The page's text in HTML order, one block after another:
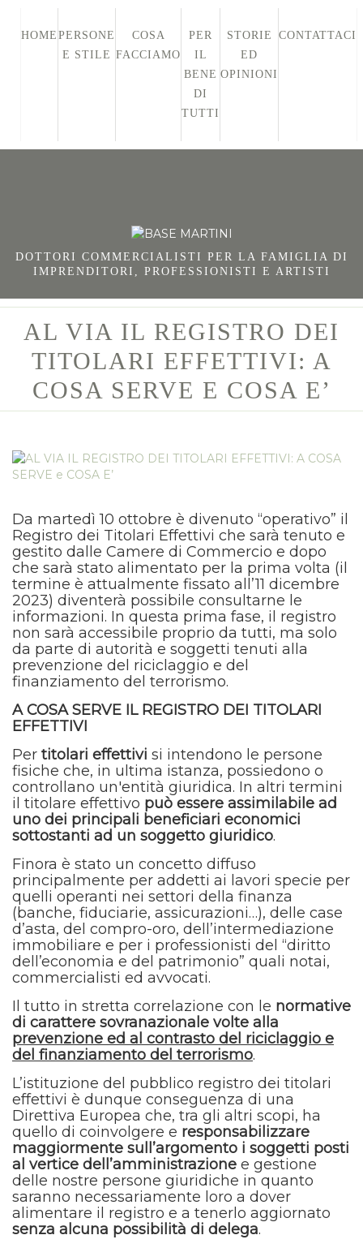
HOME PERSONE
E STILE
COSA
FACCIAMO
PER
IL
BENE
DI
TUTTI
STORIE
ED
OPINIONI
CONTATTACI
DOTTORI COMMERCIALISTI PER LA FAMIGLIA DI
IMPRENDITORI, PROFESSIONISTI E ARTISTI
AL VIA IL REGISTRO DEI
TITOLARI EFFETTIVI: A
COSA SERVE E COSA E’
Da martedì 10 ottobre è divenuto “operativo” il
Registro dei Titolari Effettivi che sarà tenuto e
gestito dalle Camere di Commercio e dopo
che sarà stato alimentato per la prima volta (il
termine è attualmente fissato all’11 dicembre
2023) diventerà possibile consultarne le
informazioni. In questa prima fase, il registro
non sarà accessibile proprio da tutti, ma solo
da parte di autorità e soggetti tenuti alla
prevenzione del riciclaggio e del
finanziamento del terrorismo.
A COSA SERVE IL REGISTRO DEI TITOLARI
EFFETTIVI
Per titolari effettivi si intendono le persone
fisiche che, in ultima istanza, possiedono o
controllano un'entità giuridica. In altri termini
il titolare effettivo può essere assimilabile ad
uno dei principali beneficiari economici
sottostanti ad un soggetto giuridico.
Finora è stato un concetto diffuso
principalmente per addetti ai lavori specie per
quelli operanti nei settori della finanza
(banche, fiduciarie, assicurazioni…), delle case
d’asta, del compro-oro, dell’intermediazione
immobiliare e per i professionisti del “diritto
dell’economia e del patrimonio” quali notai,
commercialisti ed avvocati.
Il tutto in stretta correlazione con le normative
di carattere sovranazionale volte alla
prevenzione ed al contrasto del riciclaggio e
del finanziamento del terrorismo.
L’istituzione del pubblico registro dei titolari
effettivi è dunque conseguenza di una
Direttiva Europea che, tra gli altri scopi, ha
quello di coinvolgere e responsabilizzare
maggiormente sull’argomento i soggetti posti
al vertice dell’amministrazione e gestione
delle nostre persone giuridiche in quanto
saranno necessariamente loro a dover
alimentare il registro e a tenerlo aggiornato
senza alcuna possibilità di delega.